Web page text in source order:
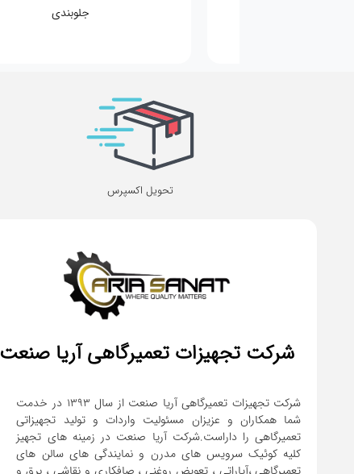
جلوبندی
تحویل اکسپرس
شرکت تجهیزات تعمیرگاهی آریا صنعت
شرکت تجهیزات تعمیرگاهی آریا صنعت از سال ۱۳۹۳ در خدمت
شما همکاران و عزیزان مسئولیت واردات و تولید تجهیزاتی
تعمیرگاهی را داراست.شرکت آریا صنعت در زمینه های تجهیز
کلیه کوئیک سرویس های مدرن و نمایندگی های سالن های